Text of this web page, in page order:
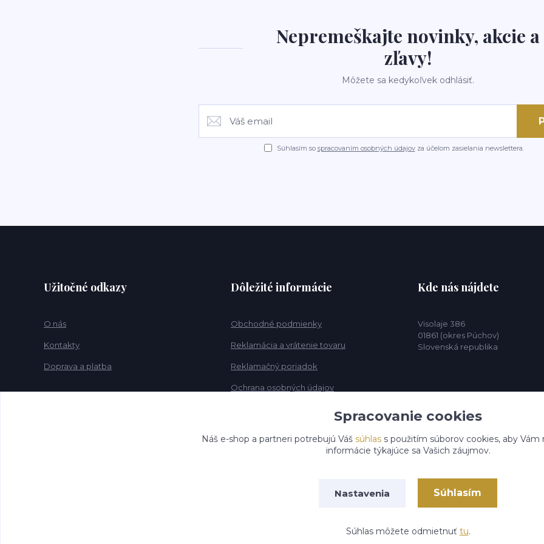
Nepremeškajte novinky, akcie a
zľavy!
Môžete sa kedykoľvek odhlásiť.
Súhlasím so spracovaním osobných údajovza účelom zasielania newslettera.
Užitočné odkazy
O nás
Kontakty
Doprava a platba
Dôležité informácie
Obchodné podmienky
Reklamácia a vrátenie tovaru
Reklamačný poriadok
Ochrana osobných údajov
Kde nás nájdete
Visolaje 386
01861 (okres Púchov)
Slovenská republika
Spracovanie cookies
Náš e-shop a partneri potrebujú Váš súhlass použitím súborov cookies, aby Vám
informácie týkajúce sa Vašich záujmov.
Nastavenia Súhlasím
Súhlas môžete odmietnuť tu.